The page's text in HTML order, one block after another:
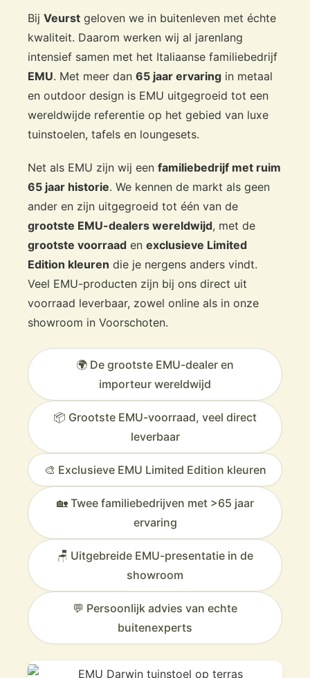
Bij Veurst geloven we in buitenleven met échte
kwaliteit. Daarom werken wij al jarenlang
intensief samen met het Italiaanse familiebedrijf
EMU. Met meer dan 65 jaar ervaring in metaal
en outdoor design is EMU uitgegroeid tot een
wereldwijde referentie op het gebied van luxe
tuinstoelen, tafels en loungesets.
Net als EMU zijn wij een familiebedrijf met ruim
65 jaar historie. We kennen de markt als geen
ander en zijn uitgegroeid tot één van de
grootste EMU-dealers wereldwijd, met de
grootste voorraad en exclusieve Limited
Edition kleuren die je nergens anders vindt.
Veel EMU-producten zijn bij ons direct uit
voorraad leverbaar, zowel online als in onze
showroom in Voorschoten.
🌍 De grootste EMU-dealer en
importeur wereldwijd
📦 Grootste EMU-voorraad, veel direct
leverbaar
🎨 Exclusieve EMU Limited Edition kleuren
🏡 Twee familiebedrijven met >65 jaar
ervaring
🪑 Uitgebreide EMU-presentatie in de
showroom
💬 Persoonlijk advies van echte
buitenexperts